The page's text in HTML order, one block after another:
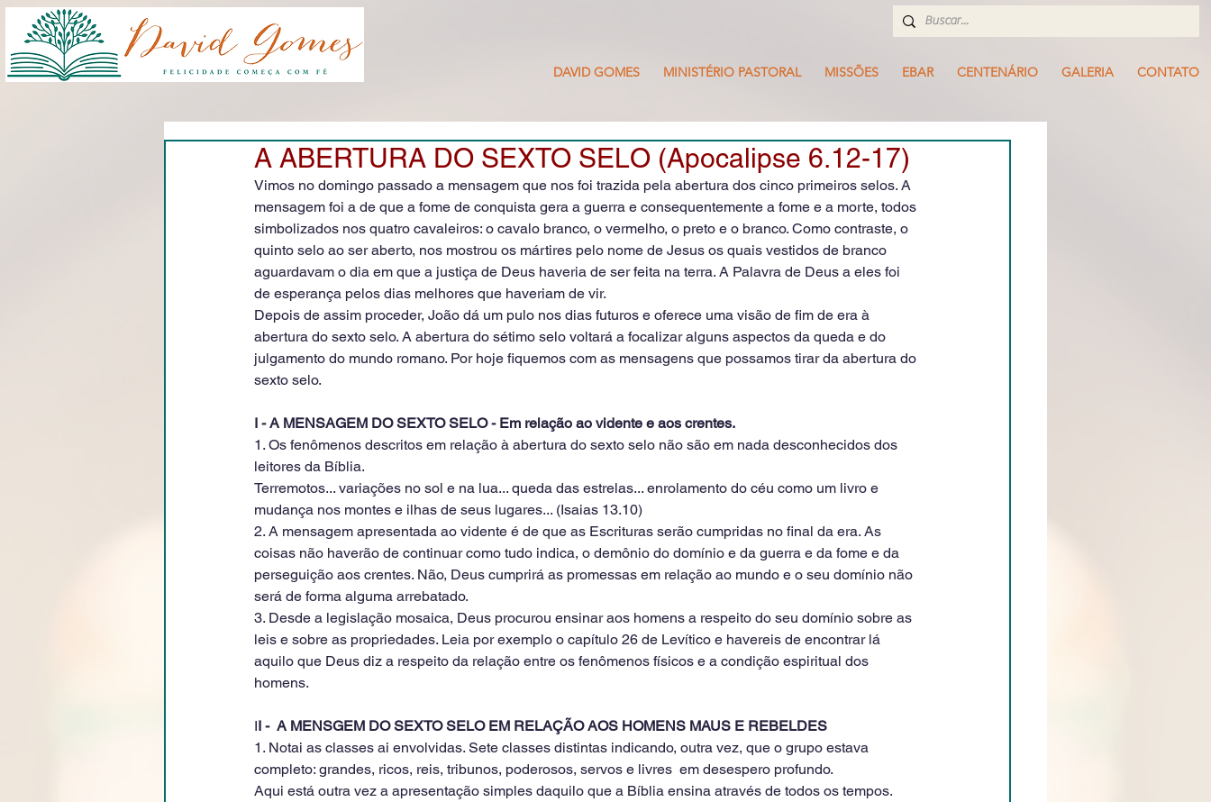
DAVID GOMES MINISTÉRIO PASTORAL MISSÕES EBAR CENTENÁRIO GALERIA CONTATO
A ABERTURA DO SEXTO SELO (Apocalipse 6.12-17)
Vimos no domingo passado a mensagem que nos foi trazida pela abertura dos cinco primeiros selos. A
mensagem foi a de que a fome de conquista gera a guerra e consequentemente a fome e a morte, todos
simbolizados nos quatro cavaleiros: o cavalo branco, o vermelho, o preto e o branco. Como contraste, o
quinto selo ao ser aberto, nos mostrou os mártires pelo nome de Jesus os quais vestidos de branco
aguardavam o dia em que a justiça de Deus haveria de ser feita na terra. A Palavra de Deus a eles foi
de esperança pelos dias melhores que haveriam de vir.
Depois de assim proceder, João dá um pulo nos dias futuros e oferece uma visão de fim de era à
abertura do sexto selo. A abertura do sétimo selo voltará a focalizar alguns aspectos da queda e do
julgamento do mundo romano. Por hoje fiquemos com as mensagens que possamos tirar da abertura do
sexto selo.
I - A MENSAGEM DO SEXTO SELO - Em relação ao vidente e aos crentes.
1. Os fenômenos descritos em relação à abertura do sexto selo não são em nada desconhecidos dos
leitores da Bíblia.
Terremotos... variações no sol e na lua... queda das estrelas... enrolamento do céu como um livro e
mudança nos montes e ilhas de seus lugares... (Isaias 13.10)
2. A mensagem apresentada ao vidente é de que as Escrituras serão cumpridas no final da era. As
coisas não haverão de continuar como tudo indica, o demônio do domínio e da guerra e da fome e da
perseguição aos crentes. Não, Deus cumprirá as promessas em relação ao mundo e o seu domínio não
será de forma alguma arrebatado.
3. Desde a legislação mosaica, Deus procurou ensinar aos homens a respeito do seu domínio sobre as
leis e sobre as propriedades. Leia por exemplo o capítulo 26 de Levítico e havereis de encontrar lá
aquilo que Deus diz a respeito da relação entre os fenômenos físicos e a condição espiritual dos
homens.
II -  A MENSGEM DO SEXTO SELO EM RELAÇÃO AOS HOMENS MAUS E REBELDES
1. Notai as classes ai envolvidas. Sete classes distintas indicando, outra vez, que o grupo estava
completo: grandes, ricos, reis, tribunos, poderosos, servos e livres  em desespero profundo.
Aqui está outra vez a apresentação simples daquilo que a Bíblia ensina através de todos os tempos.